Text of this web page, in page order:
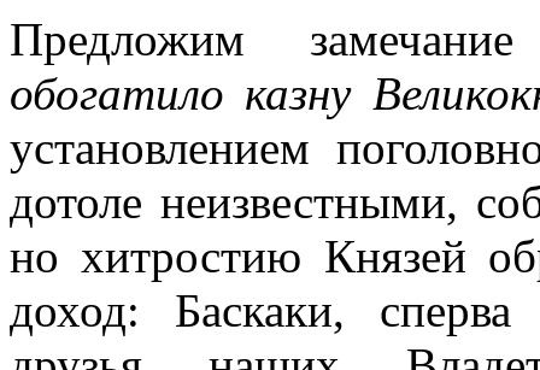
Предложим
обогатило казну
установлением
дотоле неизвестными,
но хитростию Князей
доход: Баскаки,